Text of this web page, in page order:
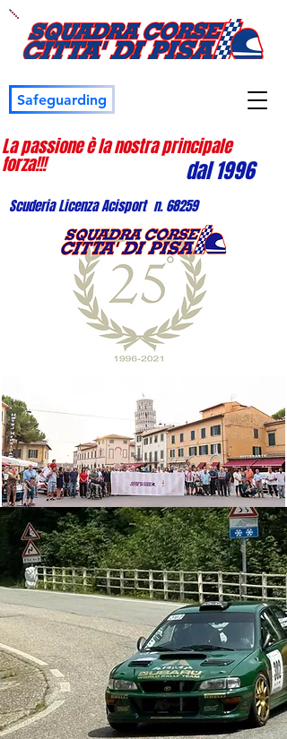
Safeguarding
La passione è la nostra principale
forza!!! dal 1996
Scuderia Licenza Acisport n. 68259